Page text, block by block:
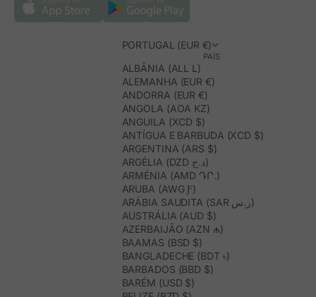
PORTUGAL (EUR €)
PAÍS
ALBÂNIA (ALL L)
ALEMANHA (EUR €)
ANDORRA (EUR €)
ANGOLA (AOA KZ)
ANGUILA (XCD $)
ANTÍGUA E BARBUDA (XCD $)
ARGENTINA (ARS $)
ARGÉLIA (DZD د.ج)
ARMÉNIA (AMD ԴՐ.)
ARUBA (AWG Ƒ)
ARÁBIA SAUDITA (SAR ر.س)
AUSTRÁLIA (AUD $)
AZERBAIJÃO (AZN ₼)
BAAMAS (BSD $)
BANGLADECHE (BDT ৳)
BARBADOS (BBD $)
BARÉM (USD $)